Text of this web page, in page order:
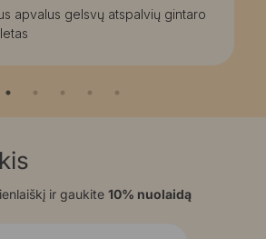
apvalus gelsvų atspalvių gintaro
ir gaukite 10% nuolaidą